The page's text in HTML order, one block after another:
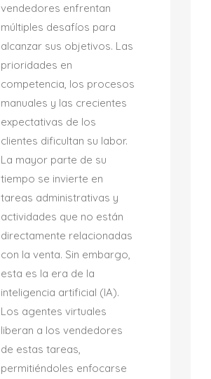
vendedores enfrentan
múltiples desafíos para
alcanzar sus objetivos. Las
prioridades en
competencia, los procesos
manuales y las crecientes
expectativas de los
clientes dificultan su labor.
La mayor parte de su
tiempo se invierte en
tareas administrativas y
actividades que no están
directamente relacionadas
con la venta. Sin embargo,
esta es la era de la
inteligencia artificial (IA).
Los agentes virtuales
liberan a los vendedores
de estas tareas,
permitiéndoles enfocarse